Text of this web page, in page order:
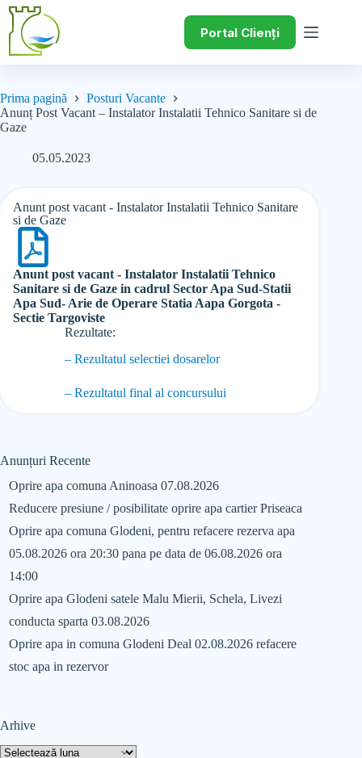
Portal Clienți
Prima pagină
Posturi Vacante
Anunț Post Vacant – Instalator Instalatii Tehnico Sanitare si de
Gaze
05.05.2023
Anunt post vacant - Instalator Instalatii Tehnico Sanitare
si de Gaze
Anunt post vacant - Instalator Instalatii Tehnico
Sanitare si de Gaze in cadrul Sector Apa Sud-Statii
Apa Sud- Arie de Operare Statia Aapa Gorgota -
Sectie Targoviste
Rezultate:
– Rezultatul selectiei dosarelor
– Rezultatul final al concursului
Anunțuri Recente
Oprire apa comuna Aninoasa 07.08.2026
Reducere presiune / posibilitate oprire apa cartier Priseaca
Oprire apa comuna Glodeni, pentru refacere rezerva apa
05.08.2026 ora 20:30 pana pe data de 06.08.2026 ora
14:00
Oprire apa Glodeni satele Malu Mierii, Schela, Livezi
conducta sparta 03.08.2026
Oprire apa in comuna Glodeni Deal 02.08.2026 refacere
stoc apa in rezervor
Arhive